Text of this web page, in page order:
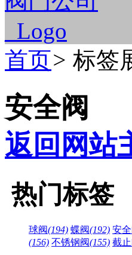
首页> 标签
安全阀
返回网站
热门标签
球阀(194) 蝶阀(192) 安
(156) 不锈钢阀(155) 截